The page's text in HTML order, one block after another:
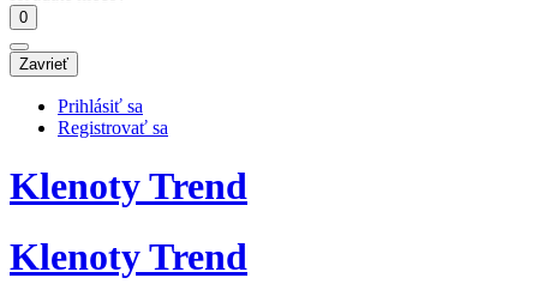
0
Zavrieť
Prihlásiť sa
Registrovať sa
Klenoty Trend
Klenoty Trend